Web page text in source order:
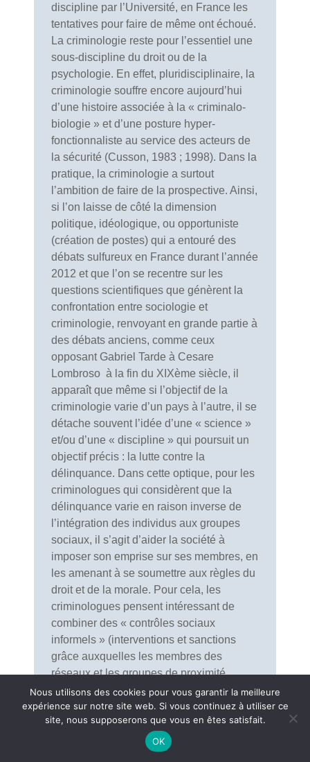
discipline par l’Université, en France les
tentatives pour faire de même ont échoué.
La criminologie reste pour l’essentiel une
sous-discipline du droit ou de la
psychologie. En effet, pluridisciplinaire, la
criminologie souffre encore aujourd’hui
d’une histoire associée à la « criminalo-
biologie » et d’une posture hyper-
fonctionnaliste au service des acteurs de
la sécurité (Cusson, 1983 ; 1998). Dans la
pratique, la criminologie a surtout
l’ambition de faire de la prospective. Ainsi,
si l’on laisse de côté la dimension
politique, idéologique, ou opportuniste
(création de postes) qui a entouré des
débats sulfureux en France durant l’année
2012 et que l’on se recentre sur les
questions scientifiques que génèrent la
confrontation entre sociologie et
criminologie, renvoyant en grande partie à
des débats anciens, comme ceux
opposant Gabriel Tarde à Cesare
Lombroso à la fin du XIXème siècle, il
apparaît que même si l’objectif de la
criminologie varie d’un pays à l’autre, il se
détache souvent l’idée d’une « science »
et/ou d’une « discipline » qui poursuit un
objectif précis : la lutte contre la
délinquance. Dans cette optique, pour les
criminologues qui considèrent que la
délinquance varie en raison inverse de
l’intégration des individus aux groupes
sociaux, il s’agit d’aider la société à
imposer son emprise sur ses membres, en
les amenant à se soumettre aux règles du
droit et de la morale. Pour cela, les
criminologues pensent intéressant de
combiner des « contrôles sociaux
informels » (interventions et sanctions
grâce auxquelles les membres des
réseaux et les groupes de proximité
s’encouragent mutuellement à se
conformer aux règles du jeu social), de la
« prévention situationnelle » (mesures
non-pénales ayant pour but d’empêcher le
Nous utilisons des cookies pour vous garantir la meilleure
expérience sur notre site web. Si vous continuez à utiliser ce
site, nous supposerons que vous en êtes satisfait.
OK